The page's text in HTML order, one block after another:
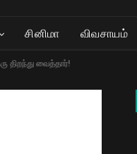
சினிமா விவசாயம்
திறந்து வைத்தார்!